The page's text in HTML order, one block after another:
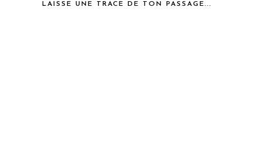
LAISSE UNE TRACE DE TON PASSAGE...